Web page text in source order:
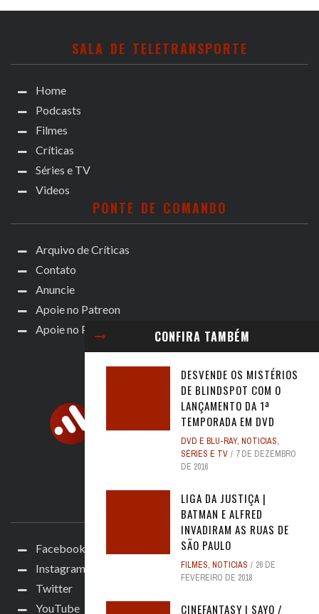
CONFIRA TAMBÉM
DESVENDE OS MISTÉRIOS
DE BLINDSPOT COM O
LANÇAMENTO DA 1ª
TEMPORADA EM DVD
DVD E BLU-RAY, NOTICIAS,
SÉRIES E TV
7 DE DEZEMBRO
DE 2016
LIGA DA JUSTIÇA |
BATMAN E ALFRED
INVADIRAM AS RUAS DE
SÃO PAULO
FILMES, NOTICIAS
26 DE
FEVEREIRO DE 2018
CINEFANTASY | SAYO /
SALA DE TELETRANSPORTE
Home
Podcasts
Filmes
Críticas
Séries e TV
Videos
PONTE DE COMANDO
Arquivo de Críticas
Contato
Anuncie
Apoie no Patreon
Apoie no Padrim!
ACOMPANHE
Facebook
Instagram
Twitter
YouTube